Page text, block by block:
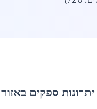
יתרונות ספקים